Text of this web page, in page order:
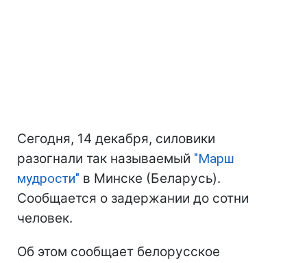
Сегодня, 14 декабря, силовики
разогнали так называемый "Марш
мудрости" в Минске (Беларусь).
Сообщается о задержании до сотни
человек.
Об этом сообщает белорусское